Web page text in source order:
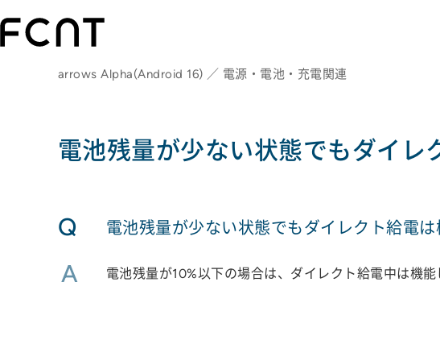
arrows Alpha(Android 16) ／ 電源・電池・充電関連
電池残量が少ない状態でもダイレ
Q 電池残量が少ない状態でもダイレクト給電
A 電池残量が10%以下の場合は、ダイレクト給電中は機能